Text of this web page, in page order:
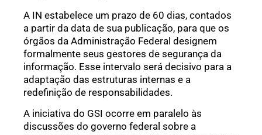
A IN estabelece um prazo de 60 dias, contados
a partir da data de sua publicação, para que os
órgãos da Administração Federal designem
formalmente seus gestores de segurança da
informação. Esse intervalo será decisivo para a
adaptação das estruturas internas e a
redefinição de responsabilidades.
A iniciativa do GSI ocorre em paralelo às
discussões do governo federal sobre a